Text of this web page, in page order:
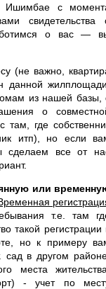
Ишимбае с
свидетельства
о вас —
(не важно,
данной жилплощади.
из нашей базы,
о
где
итп), но если
сделаем все от
или
т.е. там
такой регистрации
но к примеру
сад в другом
места жительства.
- учет по